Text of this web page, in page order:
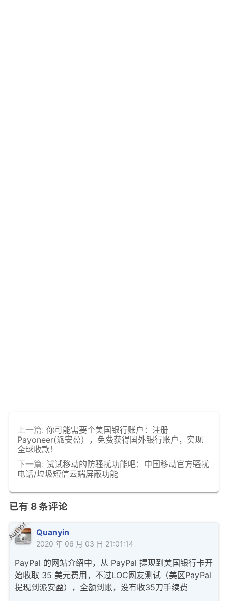
上一篇: 你可能需要个美国银行账户：注册
Payoneer(派安盈），免费获得国外银行账户，实现
全球收款！
下一篇: 试试移动的防骚扰功能吧：中国移动官方骚扰
电话/垃圾短信云端屏蔽功能
已有 8条评论
Quanyin
Author
2020 年 06 月 03 日 21:01:14
PayPal 的网站介绍中，从 PayPal 提现到美国银行卡开
始收取 35 美元费用，不过LOC网友测试（美区PayPal
提现到派安盈），全额到账，没有收35刀手续费